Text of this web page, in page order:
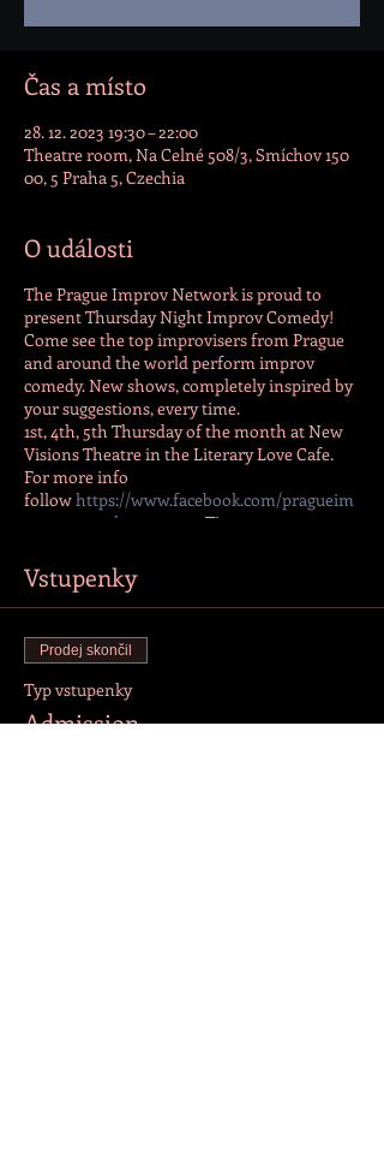
Čas a místo
28. 12. 2023 19:30 – 22:00
Theatre room, Na Celné 508/3, Smíchov 150
00, 5 Praha 5, Czechia
O události
The Prague Improv Network is proud to
present Thursday Night Improv Comedy!
Come see the top improvisers from Prague
and around the world perform improv
comedy. New shows, completely inspired by
your suggestions, every time.
1st, 4th, 5th Thursday of the month at New
Visions Theatre in the Literary Love Cafe.
For more info
followhttps://www.facebook.com/pragueim
provnetwork
or contact Tim
159.
Vstupenky
Prodej skončil
Typ vstupenky
Admission